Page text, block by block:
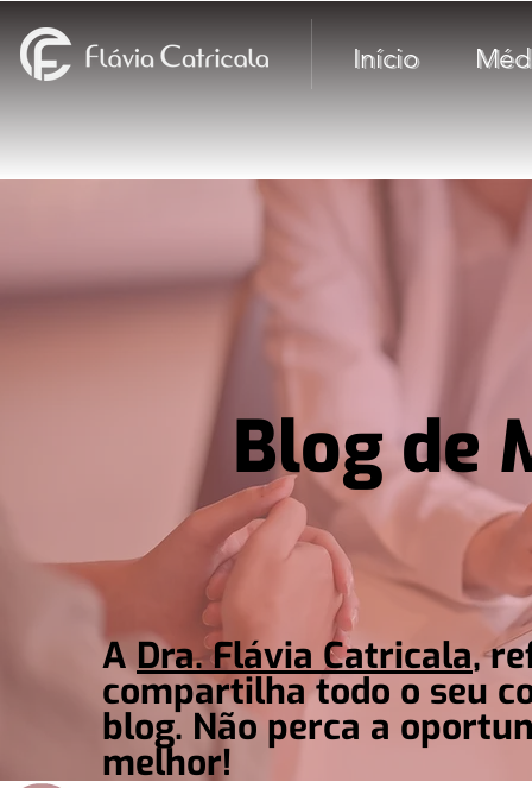
Início
Blog de
ADra. Flávia Catricala,
compartilha todo o seu
blog. Não perca a
melhor!